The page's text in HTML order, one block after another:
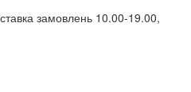
замовлень 10.00-19.00,